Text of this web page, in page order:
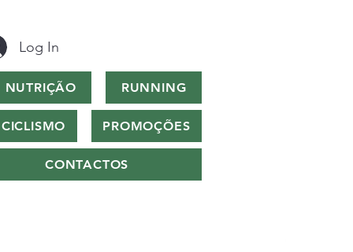
Log In
NUTRIÇÃO RUNNING
CICLISMO PROMOÇÕES
CONTACTOS